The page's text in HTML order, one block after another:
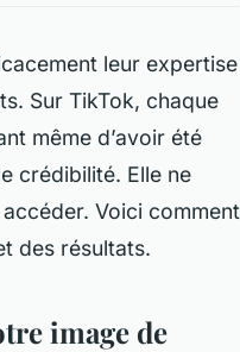
leur expertise
Sur TikTok, chaque
même d’avoir été
crédibilité. Elle ne
Voici comment
des résultats.
image de